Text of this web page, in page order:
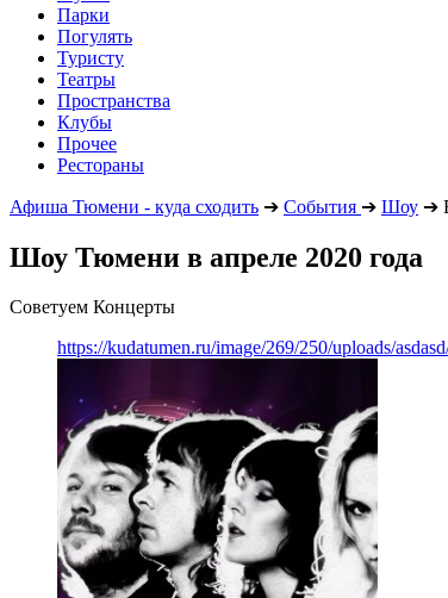
Парки
Погулять
Туристу
Театры
Пространства
Клубы
Прочее
Рестораны
Афиша Тюмени - куда сходить ➔ События ➔ Шоу ➔
Шоу Тюмени в апреле 2020 года
Советуем Концерты
https://kudatumen.ru/image/269/250/uploads/